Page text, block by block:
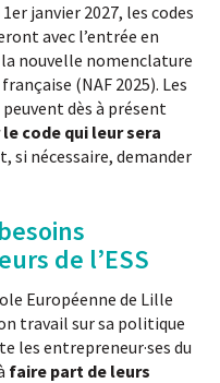
janvier 2027, les codes
avec l’entrée en
la nouvelle nomenclature
(NAF 2025). Les
dès à présent
code qui leur sera
si nécessaire, demander
de l’ESS
Européenne de Lille
travail sur sa politique
les entrepreneur·ses du
faire part de leurs